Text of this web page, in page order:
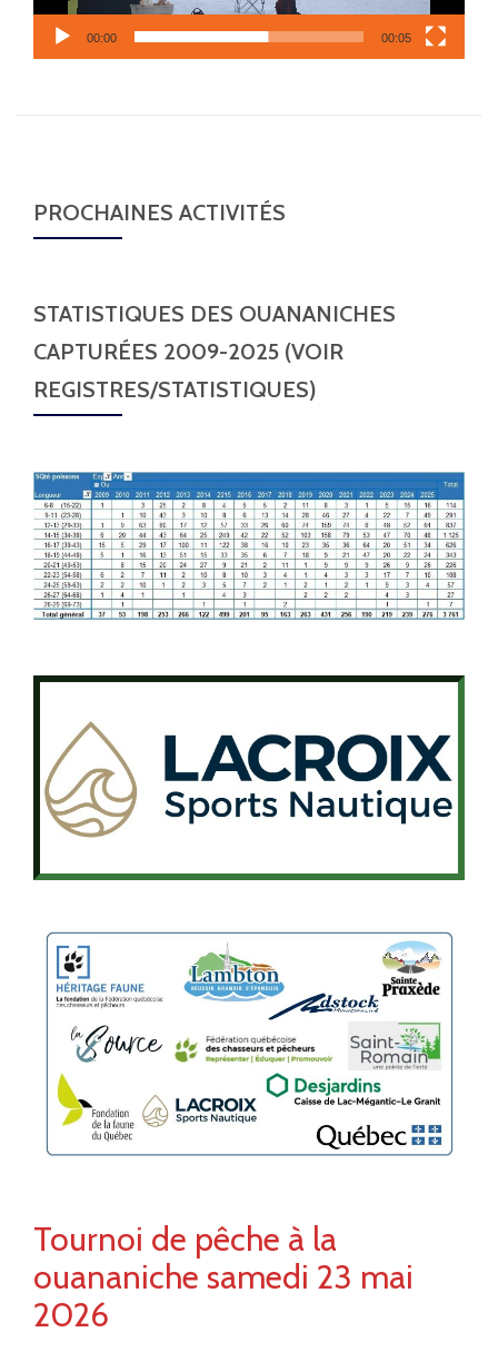
00:00 00:05
PROCHAINES ACTIVITÉS
STATISTIQUES DES OUANANICHES
CAPTURÉES 2009-2025 (VOIR
REGISTRES/STATISTIQUES)
Tournoi de pêche à la
ouananiche samedi 23 mai
2026